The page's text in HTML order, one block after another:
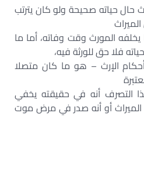
حال حياته صحيحة ولو كان يترتب
يخلفه المورث وقت وفاته، أما ما
فلا حق للورثة فيه،
الإرث – هو ما كان متصلا
التصرف أنه في حقيقته يخفي
الميراث أو أنه صدر في مرض موت